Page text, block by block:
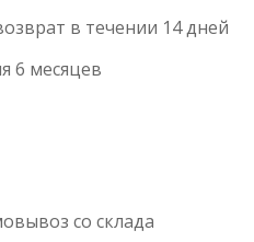
в течении 14 дней
6 месяцев
со склада